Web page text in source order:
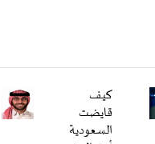
كيف
قايضت
السعودية